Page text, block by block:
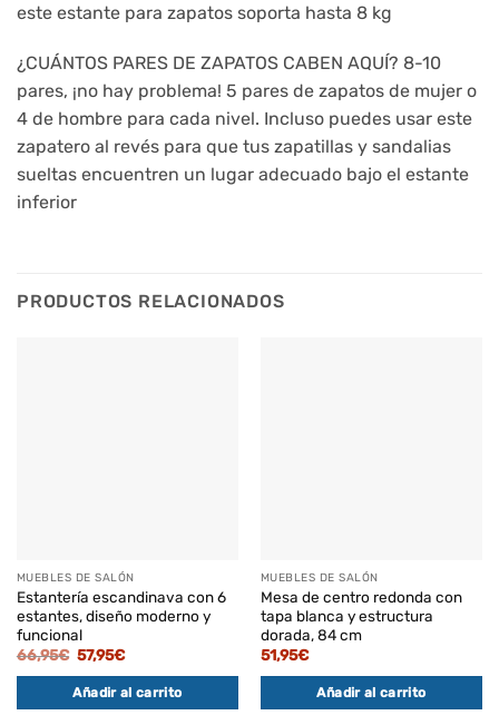
este estante para zapatos soporta hasta 8 kg
¿CUÁNTOS PARES DE ZAPATOS CABEN AQUÍ? 8-10
pares, ¡no hay problema! 5 pares de zapatos de mujer o
4 de hombre para cada nivel. Incluso puedes usar este
zapatero al revés para que tus zapatillas y sandalias
sueltas encuentren un lugar adecuado bajo el estante
inferior
PRODUCTOS RELACIONADOS
MUEBLES DE SALÓN
Estantería escandinava con 6
estantes, diseño moderno y
funcional
66,95€ El
original
era:
66,95€.
57,95€El
actual
es:
57,95€.
Añadir al carrito
MUEBLES DE SALÓN
Mesa de centro redonda con
tapa blanca y estructura
dorada, 84 cm
51,95€
Añadir al carrito